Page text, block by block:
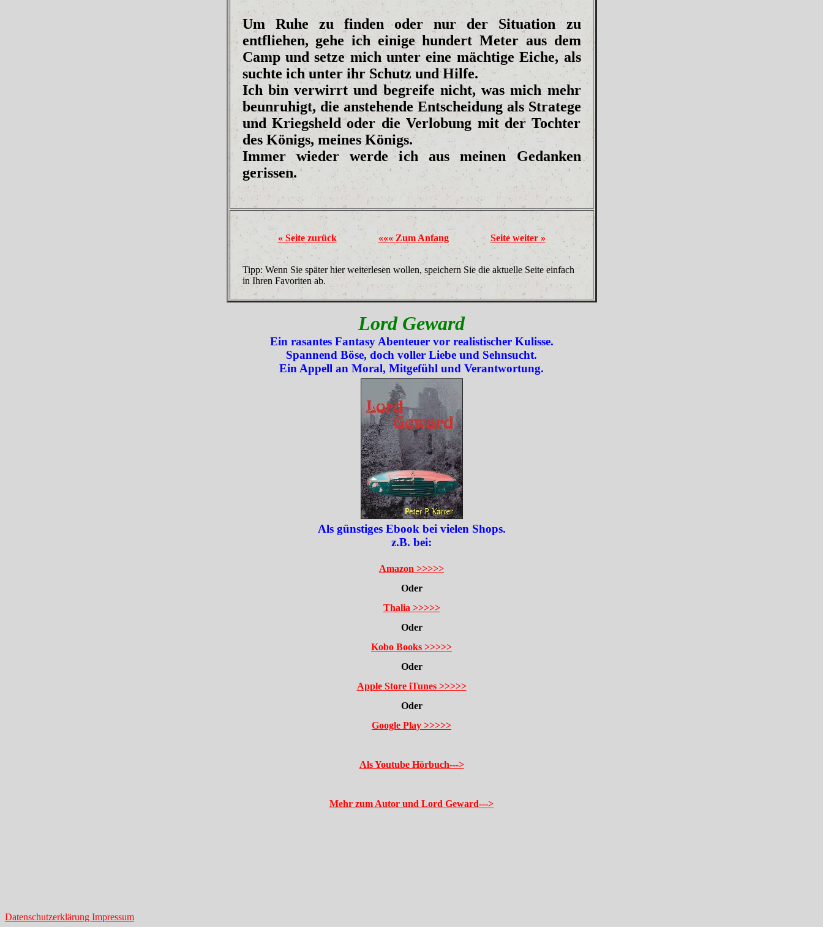
Um Ruhe zu finden oder nur der Situation zu
entfliehen, gehe ich einige hundert Meter aus dem
Camp und setze mich unter eine mächtige Eiche, als
suchte ich unter ihr Schutz und Hilfe.
Ich bin verwirrt und begreife nicht, was mich mehr
beunruhigt, die anstehende Entscheidung als Stratege
und Kriegsheld oder die Verlobung mit der Tochter
des Königs, meines Königs.
Immer wieder werde ich aus meinen Gedanken
gerissen.
« Seite zurück ««« Zum Anfang Seite weiter »
Tipp: Wenn Sie später hier weiterlesen wollen, speichern Sie die aktuelle Seite einfach
in Ihren Favoriten ab.
Lord Geward
Ein rasantes Fantasy Abenteuer vor realistischer Kulisse.
Spannend Böse, doch voller Liebe und Sehnsucht.
Ein Appell an Moral, Mitgefühl und Verantwortung.
Als günstiges Ebook bei vielen Shops.
z.B. bei:
Amazon >>>>>
Oder
Thalia >>>>>
Oder
Kobo Books >>>>>
Oder
Apple Store iTunes >>>>>
Oder
Google Play >>>>>
Als Youtube Hörbuch--->
Mehr zum Autor und Lord Geward--->
Datenschutzerklärung Impressum